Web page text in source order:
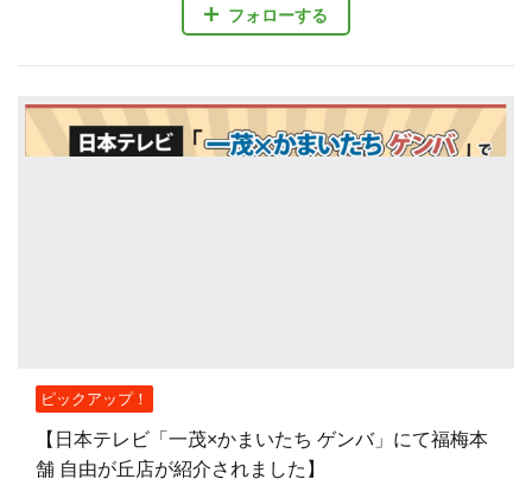
フォローする
ピックアップ！
【日本テレビ「一茂×かまいたち ゲンバ」にて福梅本
舗 自由が丘店が紹介されました】